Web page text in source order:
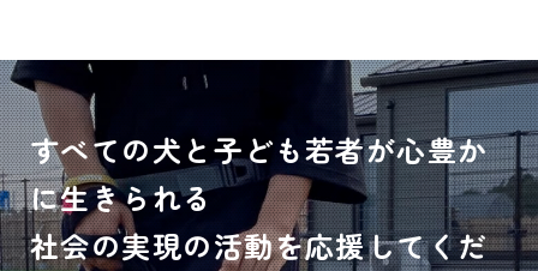
すべての犬と子ども若者が心豊か
に生きられる
社会の実現の活動を応援してくだ